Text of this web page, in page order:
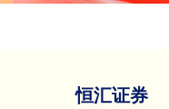
恒汇证券